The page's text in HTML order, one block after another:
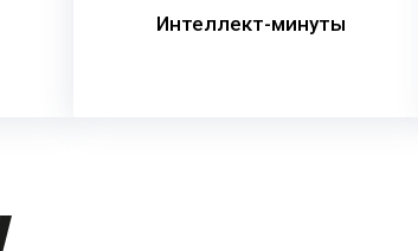
Интеллект-минуты